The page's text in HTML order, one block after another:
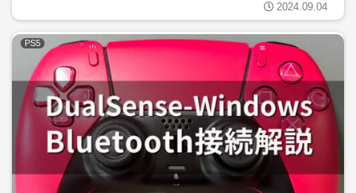
2024.09.04
PS5